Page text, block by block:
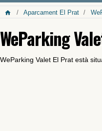
Aparcament El Prat
WeParking
WeParking Valet El Prat està